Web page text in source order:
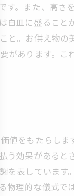
す。また、高さ
白皿に盛ること
と。お供え物の
あります。こ
値をもたらしま
う効果があると
を表しています
物理的な儀式で